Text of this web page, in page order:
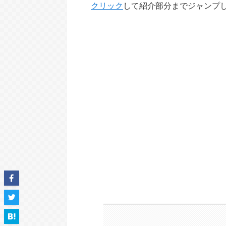
クリック して紹介部分までジャンプ